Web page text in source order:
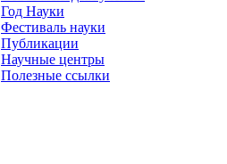
Год Науки
Фестиваль науки
Публикации
Научные центры
Полезные ссылки